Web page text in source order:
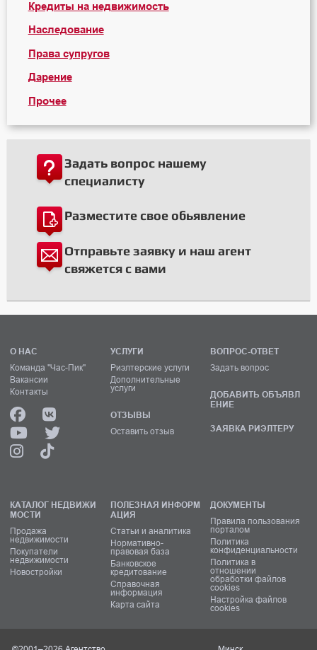
Кредиты на недвижимость
Наследование
Права супругов
Дарение
Прочее
Задать вопрос нашему
специалисту
Разместите свое обьявление
Отправьте заявку и наш агент
свяжется с вами
О НАС
Команда "Час-Пик"
Вакансии
Контакты
УСЛУГИ
Риэлтерские услуги
Дополнительные
услуги
ОТЗЫВЫ
Оставить отзыв
ВОПРОС-ОТВЕТ
Задать вопрос
ДОБАВИТЬ ОБЪЯВЛ
ЕНИЕ
ЗАЯВКА РИЭЛТЕРУ
КАТАЛОГ НЕДВИЖИ
МОСТИ
Продажа
недвижимости
Покупатели
недвижимости
Новостройки
ПОЛЕЗНАЯ ИНФОРМ
АЦИЯ
Статьи и аналитика
Нормативно-
правовая база
Банковское
кредитование
Справочная
информация
Карта сайта
ДОКУМЕНТЫ
Правила пользования
порталом
Политика
конфиденциальности
Политика в
отношении
обработки файлов
cookies
Настройка файлов
cookies